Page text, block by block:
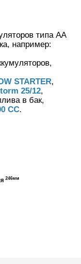
типа АА
например:
STARTER,
25/12,
в бак,
CC.
246мм